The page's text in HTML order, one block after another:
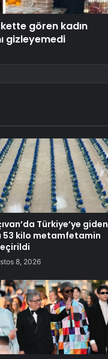
gören kadın
gizleyemedi
Türkiye’ye giden
53 kilo metamfetamin
8, 2026